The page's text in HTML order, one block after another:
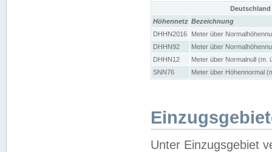
Höhennetz Bezeichnung
DHHN2016
Meter über
DHHN92
Meter über
DHHN12
Meter über Normalnull (m.
SNN76
Meter über Höhennormal
Unter Einzugsgebiet